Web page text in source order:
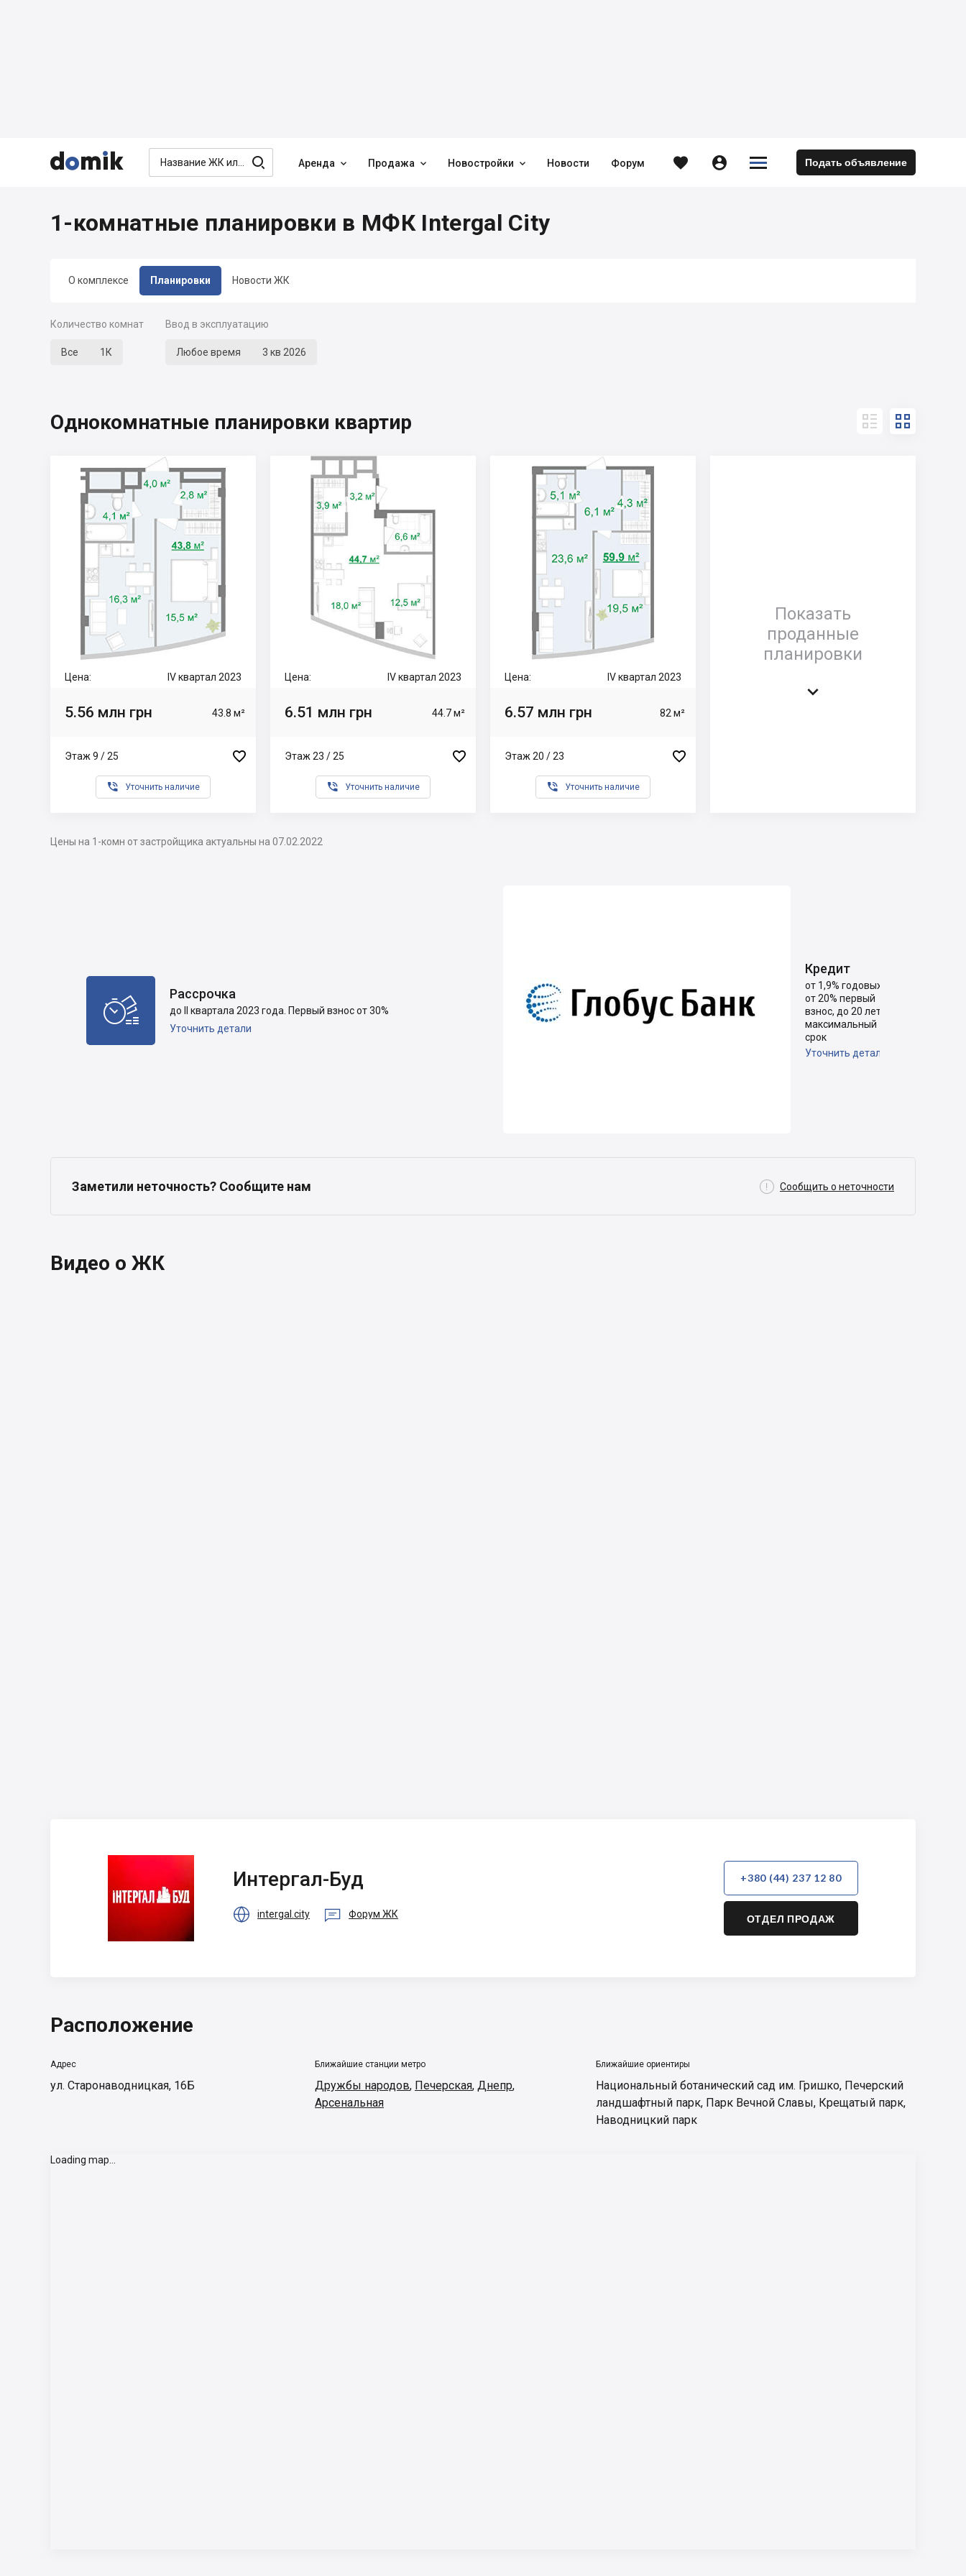


  Аренда  Продажа  Новостройки  Новости Форум   

 Подать объявление
О комплексе Планировки Новости ЖК
1-комнатные планировки в МФК Intergal City
Количество комнат
Все 1К
Ввод в эксплуатацию
Любое время 3 кв 2026
Однокомнатные планировки квартир  
Цена: IV квартал 2023
5.56 млн грн 43.8 м²
Этаж 9 / 25 
 Уточнить наличие
Цена: IV квартал 2023
6.51 млн грн 44.7 м²
Этаж 23 / 25 
 Уточнить наличие
Цена: IV квартал 2023
6.57 млн грн 82 м²
Этаж 20 / 23 
 Уточнить наличие
Показать
проданные
планировки

Цены на 1-комн от застройщика актуальны на 07.02.2022

Рассрочка
до II квартала 2023 года. Первый взнос от 30%
Уточнить детали
Кредит
от 1,9% годовых,
от 20% первый
взнос, до 20 лет
максимальный
срок
Уточнить детали
Заметили неточность? Сообщите нам  Сообщить о неточности
Видео о ЖК
Интергал-Буд
 intergal.city  Форум ЖК
+380 (44) 237 12 80
ОТДЕЛ ПРОДАЖ
Расположение
Адрес
ул. Старонаводницкая, 16Б
Ближайшие станции метро
Дружбы народов, Печерская, Днепр,
Арсенальная
Ближайшие ориентиры
Национальный ботанический сад им. Гришко, Печерский
ландшафтный парк, Парк Вечной Славы, Крещатый парк,
Наводницкий парк
Loading map...